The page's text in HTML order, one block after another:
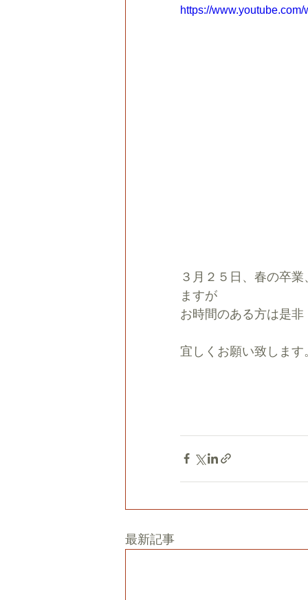
https://
３月２５日、春の卒
ますが
お時間のある方は是非
宜しくお願い致します
最新記事